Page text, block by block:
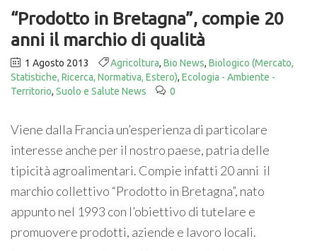
“Prodotto in Bretagna”, compie 20
anni il marchio di qualità
1 Agosto 2013 Agricoltura, Bio News, Biologico (Mercato,
Statistiche, Ricerca, Normativa, Estero), Ecologia - Ambiente -
Territorio, Suolo e Salute News 0
Viene dalla Francia un’esperienza di particolare
interesse anche per il nostro paese, patria delle
tipicità agroalimentari. Compie infatti 20 anni il
marchio collettivo “Prodotto in Bretagna”, nato
appunto nel 1993 con l’obiettivo di tutelare e
promuovere prodotti, aziende e lavoro locali.